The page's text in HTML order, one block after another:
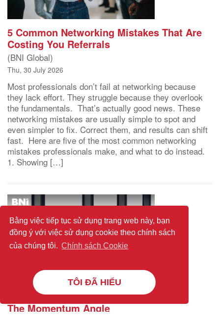
Bằng việc tiếp tục sử dụng trang web này, bạn
đồng ý với việc sử dụng cookie theo chính sách
của chúng tôi. Chính sách Cookie
TÔI ĐÃ HIỂU
5 Common Networking Mistakes That Are
Costing You Referrals
(BNI Global)
Thu, 30 July 2026
Most professionals don’t fail at networking because
they lack effort. They struggle because they overlook
the fundamentals. That’s actually good news. These
networking mistakes are usually simple to spot and
even simpler to fix. Correct them, and results can shift
fast. Here are five of the most common networking
mistakes professionals make, and what to do instead.
1. Showing […]
The Momentum Angle